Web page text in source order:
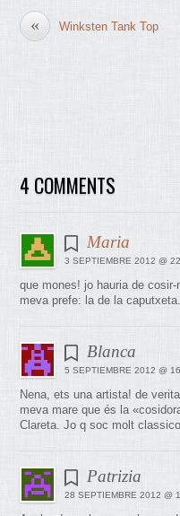
« Winksten Tank Top
4 COMMENTS
Maria
3 SEPTIEMBRE 2012 @
que mones! jo hauria de
meva prefe: la de la caputxeta.
Blanca
5 SEPTIEMBRE 2012 @
Nena, ets una artista! de
meva mare que és la
Clareta. Jo q soc molt
Patrizia
28 SEPTIEMBRE 2012 @